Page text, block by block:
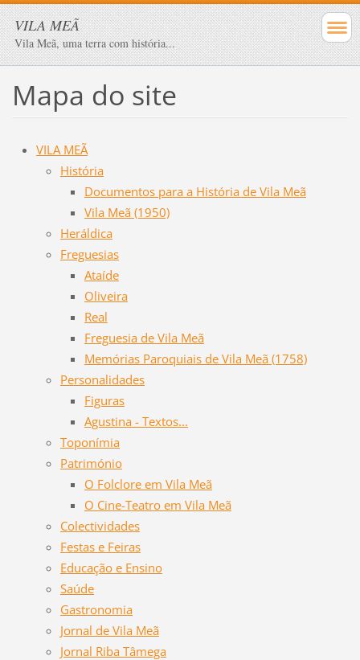
VILA MEÃ
Vila Meã, uma terra com história...
Mapa do site
VILA MEÃ
História
Documentos para a História de Vila Meã
Vila Meã (1950)
Heráldica
Freguesias
Ataíde
Oliveira
Real
Freguesia de Vila Meã
Memórias Paroquiais de Vila Meã (1758)
Personalidades
Figuras
Agustina - Textos...
Toponímia
Património
O Folclore em Vila Meã
O Cine-Teatro em Vila Meã
Colectividades
Festas e Feiras
Educação e Ensino
Saúde
Gastronomia
Jornal de Vila Meã
Jornal Riba Tâmega